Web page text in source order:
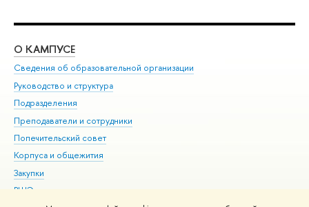
О КАМПУСЕ
Сведения об образовательной организации
Руководство и структура
Подразделения
Преподаватели и сотрудники
Попечительский совет
Корпуса и общежития
Закупки
ВШЭ для студентов с ограниченными возможностями
здоровья и инвалидностью